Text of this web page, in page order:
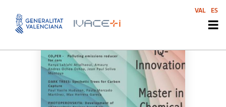
VAL ES